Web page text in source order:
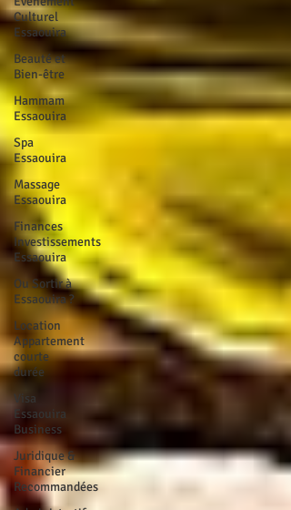
Culturel
Essaouira
Beauté et
Bien-être
Hammam
Essaouira
Spa
Essaouira
Massage
Essaouira
Finances
Investissements
Essaouira
Ou Sortir à
Essaouira ?
Location
Appartement
courte
durée
Visa
Essaouira
Business
Juridique &
Financier
Recommandées